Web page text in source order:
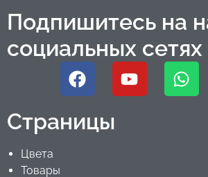
Подпишитесь на
социальных сетях
Страницы
Цвета
Товары